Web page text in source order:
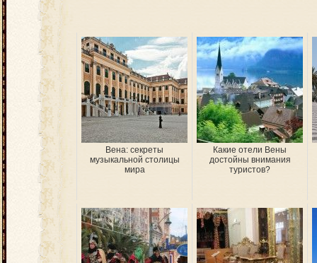
Вена: секреты
музыкальной столицы
мира
Какие отели Вены
достойны внимания
туристов?